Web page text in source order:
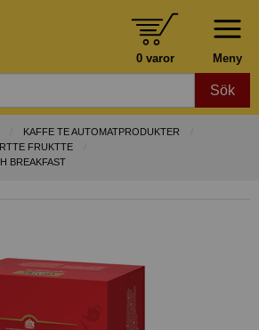
Meny
0 varor
Sök
KAFFE TE AUTOMATPRODUKTER
FRUKTTE
BREAKFAST